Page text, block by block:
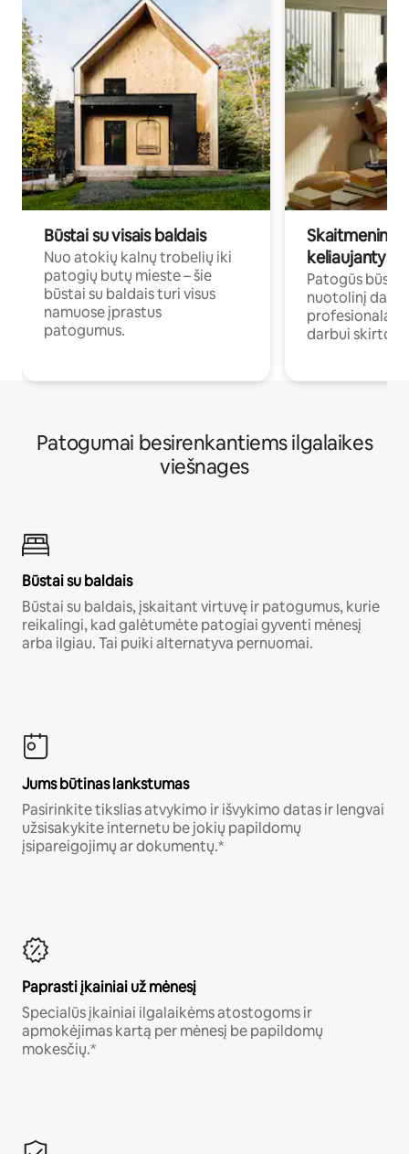
Būstai su visais baldais
Nuo atokių kalnų trobelių iki
patogių butų mieste – šie
būstai su baldais turi visus
namuose įprastus
patogumus.
keliaujantys
Patogūs
nuotolinį
darbui
Patogumai besirenkantiems ilgalaikes
viešnages
Būstai su baldais
Būstai su baldais, įskaitant virtuvę ir patogumus, kurie
reikalingi, kad galėtumėte patogiai gyventi mėnesį
arba ilgiau. Tai puiki alternatyva pernuomai.
Jums būtinas lankstumas
Pasirinkite tikslias atvykimo ir išvykimo datas ir lengvai
užsisakykite internetu be jokių papildomų
įsipareigojimų ar dokumentų.*
Paprasti įkainiai už mėnesį
Specialūs įkainiai ilgalaikėms atostogoms ir
apmokėjimas kartą per mėnesį be papildomų
mokesčių.*